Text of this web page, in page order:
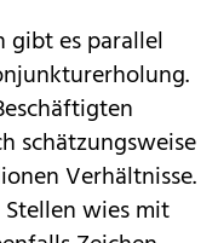
gibt es parallel
schätzungsweise
Verhältnisse.
wies mit